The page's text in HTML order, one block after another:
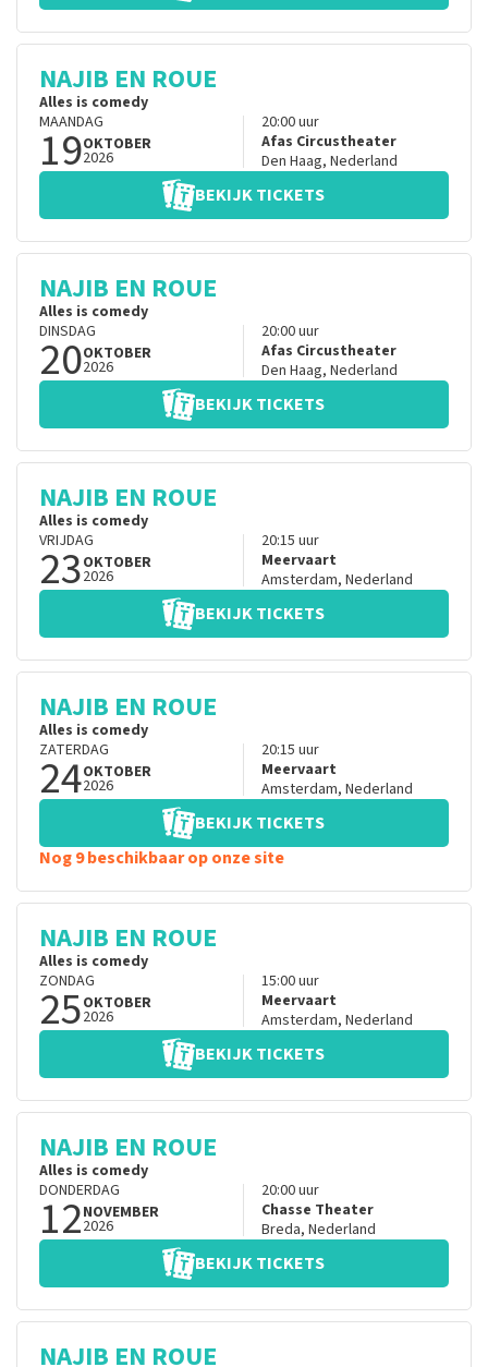
NAJIB EN ROUE
Alles is comedy
MAANDAG
19OKTOBER
2026
20:00uur
Afas Circustheater
Den Haag, Nederland
BEKIJK TICKETS
NAJIB EN ROUE
Alles is comedy
DINSDAG
20OKTOBER
2026
20:00uur
Afas Circustheater
Den Haag, Nederland
BEKIJK TICKETS
NAJIB EN ROUE
Alles is comedy
VRIJDAG
23OKTOBER
2026
20:15 uur
Meervaart
Amsterdam, Nederland
BEKIJK TICKETS
NAJIB EN ROUE
Alles is comedy
ZATERDAG
24OKTOBER
2026
20:15 uur
Meervaart
Amsterdam, Nederland
BEKIJK TICKETS
Nog 9 beschikbaar op onze site
NAJIB EN ROUE
Alles is comedy
ZONDAG
25OKTOBER
2026
15:00uur
Meervaart
Amsterdam, Nederland
BEKIJK TICKETS
NAJIB EN ROUE
Alles is comedy
DONDERDAG
12NOVEMBER
2026
20:00uur
Chasse Theater
Breda, Nederland
BEKIJK TICKETS
NAJIB EN ROUE